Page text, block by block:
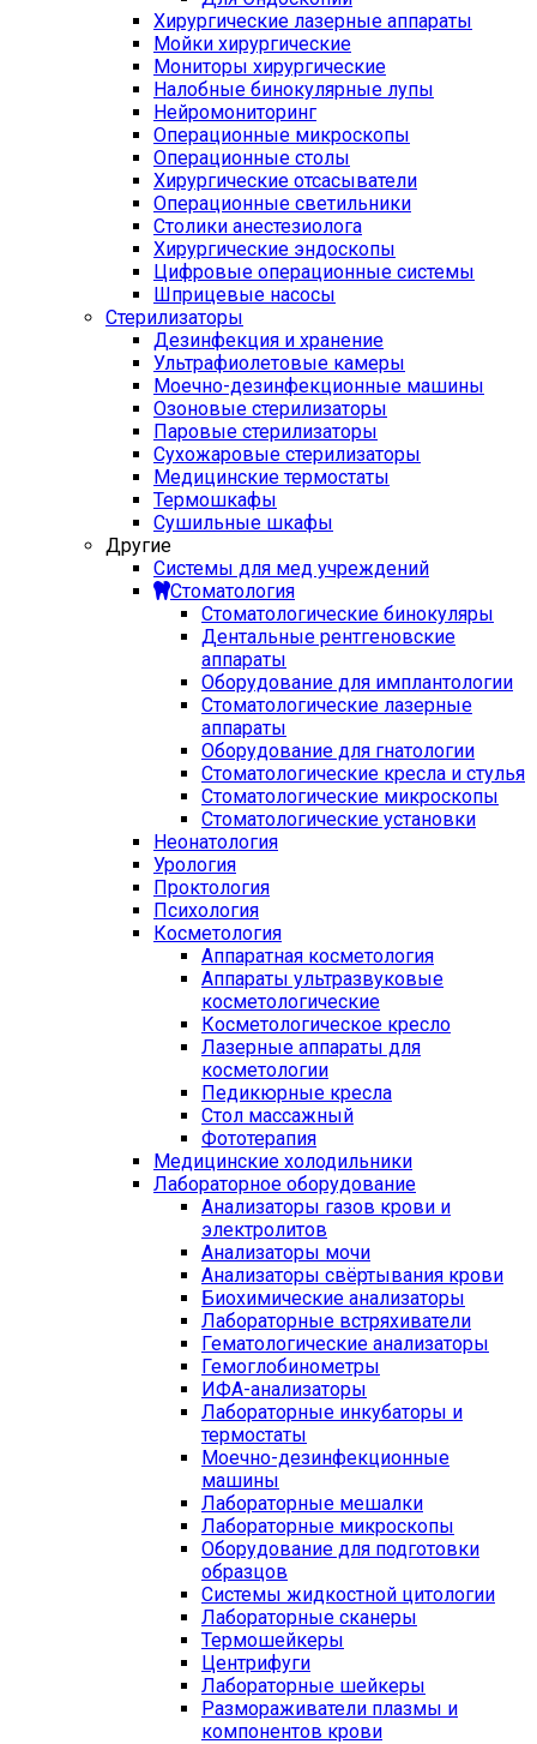
Хирургические лазерные аппараты
Мойки хирургические
Мониторы хирургические
Налобные бинокулярные лупы
Нейромониторинг
Операционные микроскопы
Операционные столы
Хирургические отсасыватели
Операционные светильники
Столики анестезиолога
Хирургические эндоскопы
Цифровые операционные системы
Шприцевые насосы
Стерилизаторы
Дезинфекция и хранение
Ультрафиолетовые камеры
Моечно-дезинфекционные машины
Озоновые стерилизаторы
Паровые стерилизаторы
Сухожаровые стерилизаторы
Медицинские термостаты
Термошкафы
Сушильные шкафы
Другие
Системы для мед учреждений
Стоматология
Стоматологические бинокуляры
Дентальные рентгеновские
аппараты
Оборудование для имплантологии
Стоматологические лазерные
аппараты
Оборудование для гнатологии
Стоматологические кресла и стулья
Стоматологические микроскопы
Стоматологические установки
Неонатология
Урология
Проктология
Психология
Косметология
Аппаратная косметология
Аппараты ультразвуковые
косметологические
Косметологическое кресло
Лазерные аппараты для
косметологии
Педикюрные кресла
Стол массажный
Фототерапия
Медицинские холодильники
Лабораторное оборудование
Анализаторы газов крови и
электролитов
Анализаторы мочи
Анализаторы свёртывания крови
Биохимические анализаторы
Лабораторные встряхиватели
Гематологические анализаторы
Гемоглобинометры
ИФА-анализаторы
Лабораторные инкубаторы и
термостаты
Моечно-дезинфекционные
машины
Лабораторные мешалки
Лабораторные микроскопы
Оборудование для подготовки
образцов
Системы жидкостной цитологии
Лабораторные сканеры
Термошейкеры
Центрифуги
Лабораторные шейкеры
Размораживатели плазмы и
компонентов крови